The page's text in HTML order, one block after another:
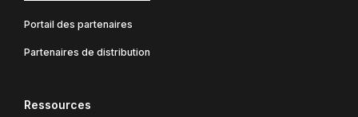
Portail des partenaires
Partenaires de distribution
Ressources